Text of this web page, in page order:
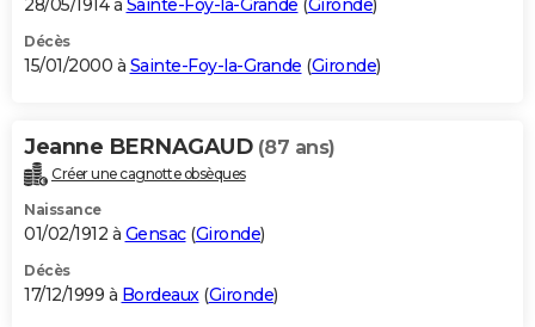
Décès
15/01/2000 à Sainte-Foy-la-Grande (Gironde)
Jeanne BERNAGAUD (87 ans)
Créer une cagnotte obsèques
Naissance
01/02/1912 à Gensac(Gironde)
Décès
17/12/1999 à Bordeaux(Gironde)